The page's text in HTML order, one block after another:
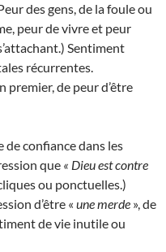
des gens, de la foule ou
peur de vivre et peur
Sentiment
récurrentes.
premier, de peur d’être
confiance dans les
que « Dieu est contre
ou ponctuelles.)
d’être « une merde », de
de vie inutile ou